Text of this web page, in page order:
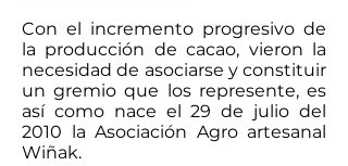
Con el incremento progresivo de
la producción de cacao, vieron la
necesidad de asociarse y constituir
un gremio que los represente, es
así como nace el 29 de julio del
2010 la Asociación Agro artesanal
Wiñak.